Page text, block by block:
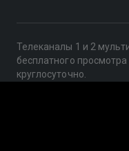
Телеканалы 1 и 2
бесплатного
круглосуточно.